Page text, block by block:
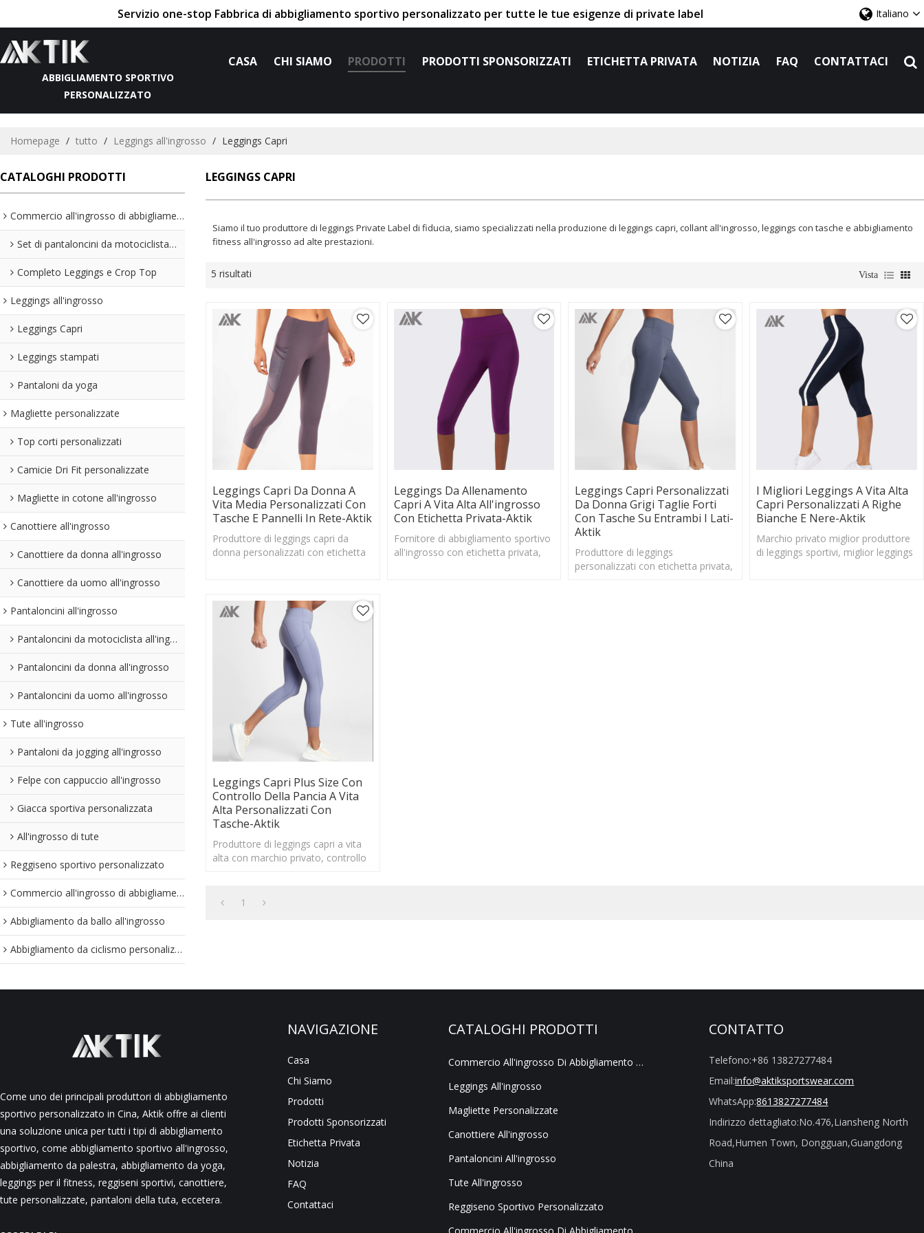
Servizio one-stop Fabbrica di abbigliamento sportivo personalizzato per tutte le tue esigenze di private label Italiano
ABBIGLIAMENTO SPORTIVO
PERSONALIZZATO
CASA CHI SIAMO PRODOTTI PRODOTTI SPONSORIZZATI ETICHETTA PRIVATA NOTIZIA FAQ CONTATTACI
Homepage / tutto / Leggings all'ingrosso / Leggings Capri
CATALOGHI PRODOTTI
Commercio all'ingrosso di abbigliamento sportivo
Set di pantaloncini da motociclista all'ingrosso
Completo Leggings e Crop Top
Leggings all'ingrosso
Leggings Capri
Leggings stampati
Pantaloni da yoga
Magliette personalizzate
Top corti personalizzati
Camicie Dri Fit personalizzate
Magliette in cotone all'ingrosso
Canottiere all'ingrosso
Canottiere da donna all'ingrosso
Canottiere da uomo all'ingrosso
Pantaloncini all'ingrosso
Pantaloncini da motociclista all'ingrosso
Pantaloncini da donna all'ingrosso
Pantaloncini da uomo all'ingrosso
Tute all'ingrosso
Pantaloni da jogging all'ingrosso
Felpe con cappuccio all'ingrosso
Giacca sportiva personalizzata
All'ingrosso di tute
Reggiseno sportivo personalizzato
Commercio all'ingrosso di abbigliamento senza cuciture
Abbigliamento da ballo all'ingrosso
Abbigliamento da ciclismo personalizzato
LEGGINGS CAPRI
Siamo il tuo produttore di leggings Private Label di fiducia, siamo specializzati nella produzione di leggings capri, collant all'ingrosso, leggings con tasche e abbigliamento
fitness all'ingrosso ad alte prestazioni.
5 risultati Vista
Leggings Capri Da Donna A
Vita Media Personalizzati Con
Tasche E Pannelli In Rete-Aktik
Produttore di leggings capri da
donna personalizzati con etichetta
Leggings Da Allenamento
Capri A Vita Alta All'ingrosso
Con Etichetta Privata-Aktik
Fornitore di abbigliamento sportivo
all'ingrosso con etichetta privata,
Leggings Capri Personalizzati
Da Donna Grigi Taglie Forti
Con Tasche Su Entrambi I Lati-
Aktik
Produttore di leggings
personalizzati con etichetta privata,
I Migliori Leggings A Vita Alta
Capri Personalizzati A Righe
Bianche E Nere-Aktik
Marchio privato miglior produttore
di leggings sportivi, miglior leggings
Leggings Capri Plus Size Con
Controllo Della Pancia A Vita
Alta Personalizzati Con
Tasche-Aktik
Produttore di leggings capri a vita
alta con marchio privato, controllo
1
Come uno dei principali produttori di abbigliamento
sportivo personalizzato in Cina, Aktik offre ai clienti
una soluzione unica per tutti i tipi di abbigliamento
sportivo, come abbigliamento sportivo all'ingrosso,
abbigliamento da palestra, abbigliamento da yoga,
leggings per il fitness, reggiseni sportivi, canottiere,
tute personalizzate, pantaloni della tuta, eccetera.
NAVIGAZIONE
Casa
Chi Siamo
Prodotti
Prodotti Sponsorizzati
Etichetta Privata
Notizia
FAQ
Contattaci
CATALOGHI PRODOTTI
Commercio All'ingrosso Di Abbigliamento Sportivo
Leggings All'ingrosso
Magliette Personalizzate
Canottiere All'ingrosso
Pantaloncini All'ingrosso
Tute All'ingrosso
Reggiseno Sportivo Personalizzato
CONTATTO
Telefono:+86 13827277484
Email:info@aktiksportswear.com
WhatsApp:8613827277484
Indirizzo dettagliato:No.476,Liansheng North
Road,Humen Town, Dongguan,Guangdong
China